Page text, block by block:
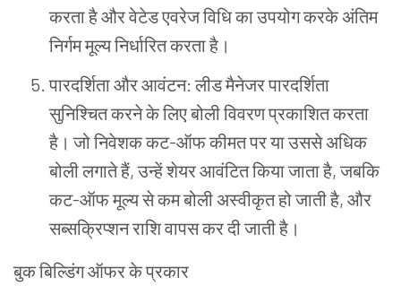
करताहैऔरवेटेडएवरेजविधिकाउपयोगकरकेअंतिम
निर्गममूल्यनिर्धारितकरताहै।
पारदर्शिताऔरआवंटन:लीडमैनेजरपारदर्शिता
सुनिश्चितकरनेकेलिएबोलीविवरणप्रकाशितकरता
है। जोनिवेशककट-ऑफकीमतपरयाउससेअधिक
बोलीलगातेहैं,उन्हेंशेयरआवंटितकियाजाताहै,जबकि
कट-ऑफमूल्यसेकमबोलीअस्वीकृतहोजातीहै, और
सब्सक्रिप्शनराशिवापसकरदीजातीहै।
बुकबिल्डिंगऑफरकेप्रकार